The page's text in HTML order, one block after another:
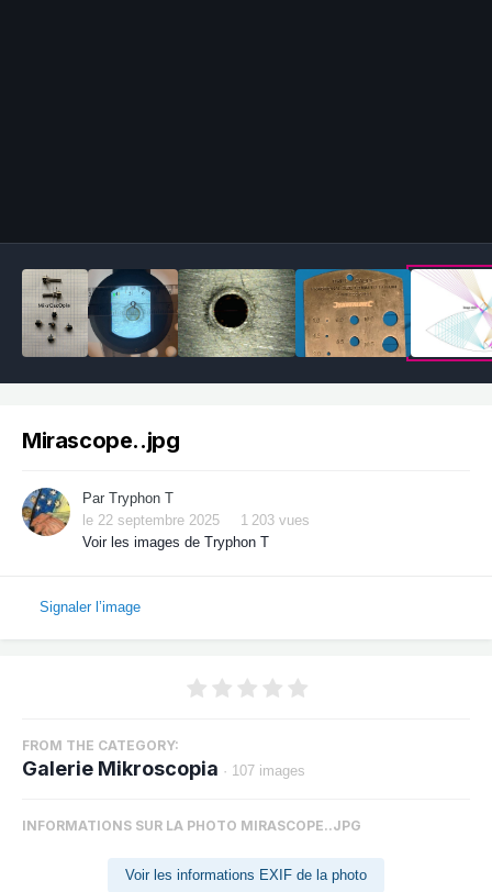
Mirascope..jpg
Par Tryphon T
le 22 septembre 2025
1 203 vues
Voir les images de Tryphon T
Signaler l’image
FROM THE CATEGORY:
Galerie Mikroscopia · 107 images
INFORMATIONS SUR LA PHOTO MIRASCOPE..JPG
Voir les informations EXIF de la photo